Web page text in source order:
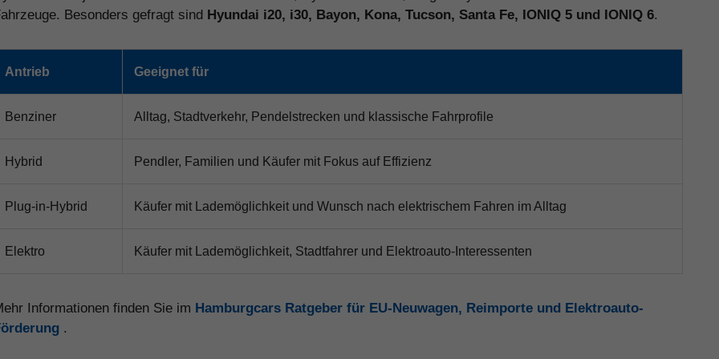
Besonders gefragt sind Hyundai i20, i30, Bayon, Kona, Tucson, Santa Fe, IONIQ 5 und IONIQ 6.
Antrieb Geeignet für
Benziner Alltag, Stadtverkehr, Pendelstrecken und klassische Fahrprofile
Hybrid Pendler, Familien und Käufer mit Fokus auf Effizienz
Plug-in-Hybrid Käufer mit Lademöglichkeit und Wunsch nach elektrischem Fahren im Alltag
Elektro Käufer mit Lademöglichkeit, Stadtfahrer und Elektroauto-Interessenten
Informationen finden Sie im Hamburgcars Ratgeber für EU-Neuwagen, Reimporte und Elektroauto-
.